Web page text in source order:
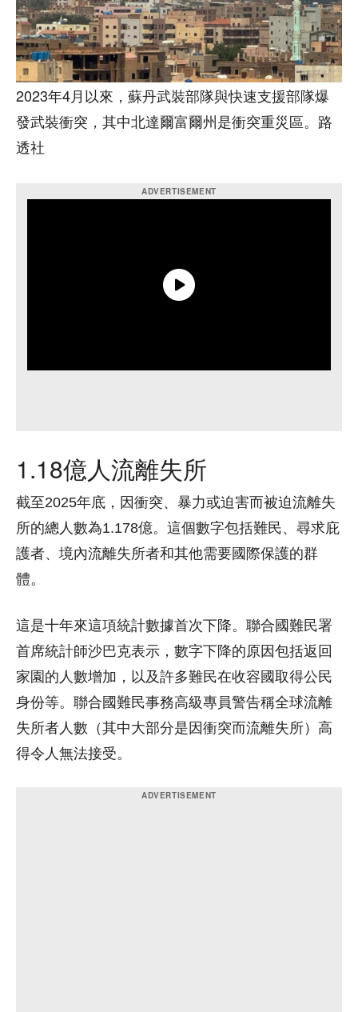
2023年4月以來，蘇丹武裝部隊與快速支援部隊爆
發武裝衝突，其中北達爾富爾州是衝突重災區。路
透社
1.18億人流離失所
截至2025年底，因衝突、暴力或迫害而被迫流離失
所的總人數為1.178億。這個數字包括難民、尋求庇
護者、境內流離失所者和其他需要國際保護的群
體。
這是十年來這項統計數據首次下降。聯合國難民署
首席統計師沙巴克表示，數字下降的原因包括返回
家園的人數增加，以及許多難民在收容國取得公民
身份等。聯合國難民事務高級專員警告稱全球流離
失所者人數（其中大部分是因衝突而流離失所）高
得令人無法接受。